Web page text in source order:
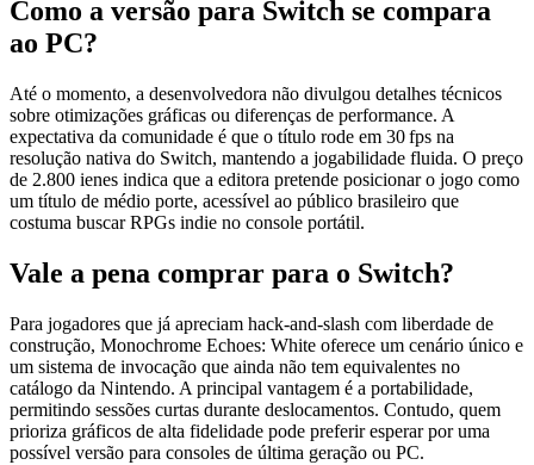
Como a versão para Switch se compara
ao PC?
Até o momento, a desenvolvedora não divulgou detalhes técnicos
sobre otimizações gráficas ou diferenças de performance. A
expectativa da comunidade é que o título rode em 30 fps na
resolução nativa do Switch, mantendo a jogabilidade fluida. O preço
de 2.800 ienes indica que a editora pretende posicionar o jogo como
um título de médio porte, acessível ao público brasileiro que
costuma buscar RPGs indie no console portátil.
Vale a pena comprar para o Switch?
Para jogadores que já apreciam hack‑and‑slash com liberdade de
construção, Monochrome Echoes: White oferece um cenário único e
um sistema de invocação que ainda não tem equivalentes no
catálogo da Nintendo. A principal vantagem é a portabilidade,
permitindo sessões curtas durante deslocamentos. Contudo, quem
prioriza gráficos de alta fidelidade pode preferir esperar por uma
possível versão para consoles de última geração ou PC.